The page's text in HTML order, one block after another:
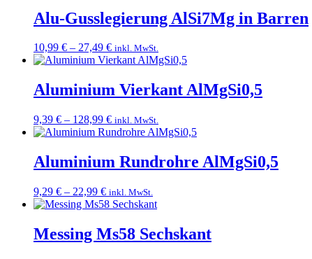
115,99 €
Alu-Gusslegierung AlSi7Mg in Barren
10,99 € – 27,49 €Preisspanne:
10,99 €
27,49 €
inkl. MwSt.
Aluminium Vierkant AlMgSi0,5
9,39 € – 128,99 €Preisspanne:
9,39 €
128,99 €
inkl. MwSt.
Aluminium Rundrohre AlMgSi0,5
9,29 € – 22,99 €Preisspanne:
9,29 €
22,99 €
inkl. MwSt.
Messing Ms58 Sechskant